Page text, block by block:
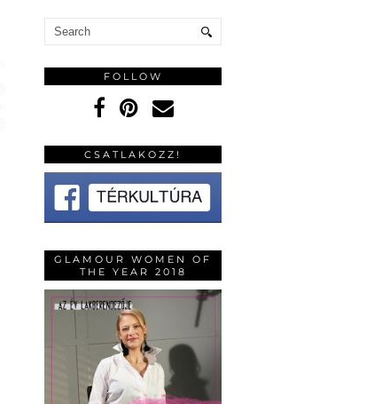
FOLLOW
CSATLAKOZZ!
GLAMOUR WOMEN OF
THE YEAR 2018